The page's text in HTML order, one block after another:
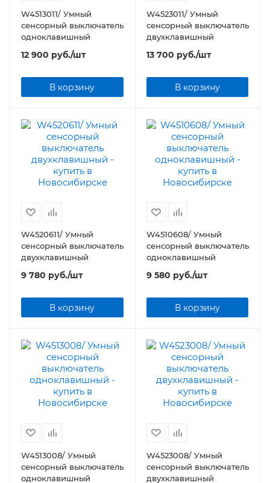
W4513011/ Умный
сенсорный выключатель
одноклавишный
12 900 руб./шт
В корзину
W4523011/ Умный
сенсорный выключатель
двухклавишный
13 700 руб./шт
В корзину
W4520611/ Умный
сенсорный выключатель
двухклавишный
9 780 руб./шт
В корзину
W4510608/ Умный
сенсорный выключатель
одноклавишный
9 580 руб./шт
В корзину
W4513008/ Умный
сенсорный выключатель
одноклавишный
W4523008/ Умный
сенсорный выключатель
двухклавишный